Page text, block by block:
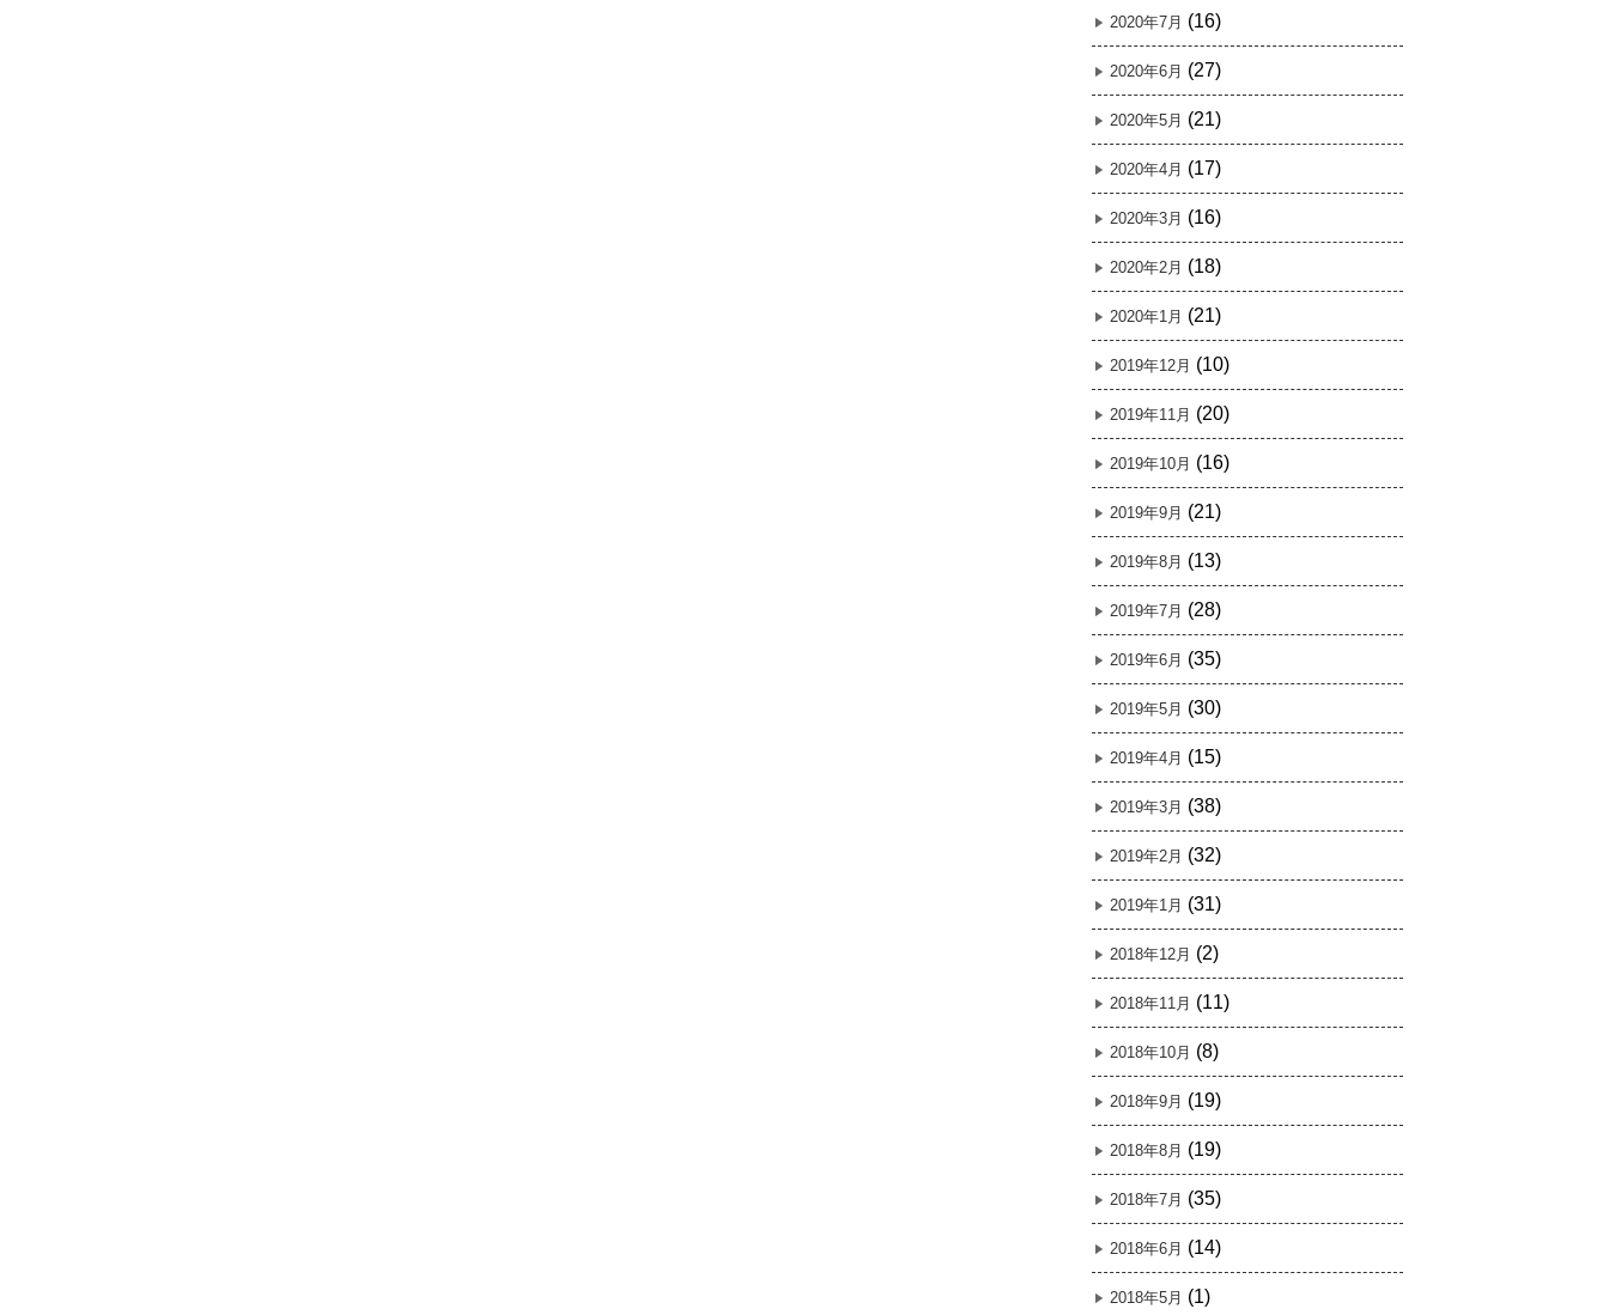
2020年7月 (16)
2020年6月 (27)
2020年5月 (21)
2020年4月 (17)
2020年3月 (16)
2020年2月 (18)
2020年1月 (21)
2019年12月 (10)
2019年11月 (20)
2019年10月 (16)
2019年9月 (21)
2019年8月 (13)
2019年7月 (28)
2019年6月 (35)
2019年5月 (30)
2019年4月 (15)
2019年3月 (38)
2019年2月 (32)
2019年1月 (31)
2018年12月 (2)
2018年11月 (11)
2018年10月 (8)
2018年9月 (19)
2018年8月 (19)
2018年7月 (35)
2018年6月 (14)
2018年5月 (1)